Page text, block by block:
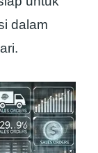
dalam